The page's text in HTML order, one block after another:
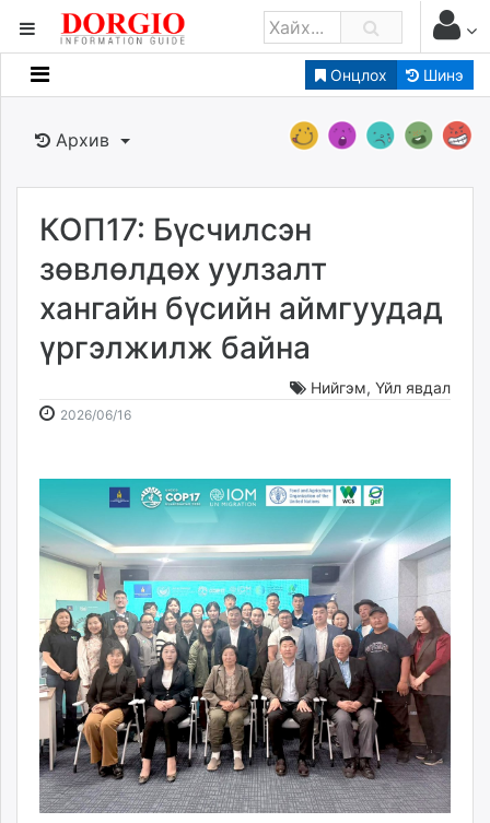
Онцлох Шинэ
Мэдээллийн
Банк санхүү
Бизнес ААН
Төрийн
dorgio.mn
Gogo.mn
caak.mn
news.mn
zindaa.mn
tovch.mn
ikon.mn
mnb.mn
Livetv.mn
Eguur.mn
24tsag.mn
shuud.mn
eagle.mn
ergelt.mn
zarig.mn
today.mn
zuv.mn
mminfo.mn
Архив
КОП17: Бүсчилсэн
зөвлөлдөх уулзалт
хангайн бүсийн аймгуудад
үргэлжилж байна
Нийгэм, Үйл явдал
2026/06/162026-
10:03:03
2026-
16:30:33